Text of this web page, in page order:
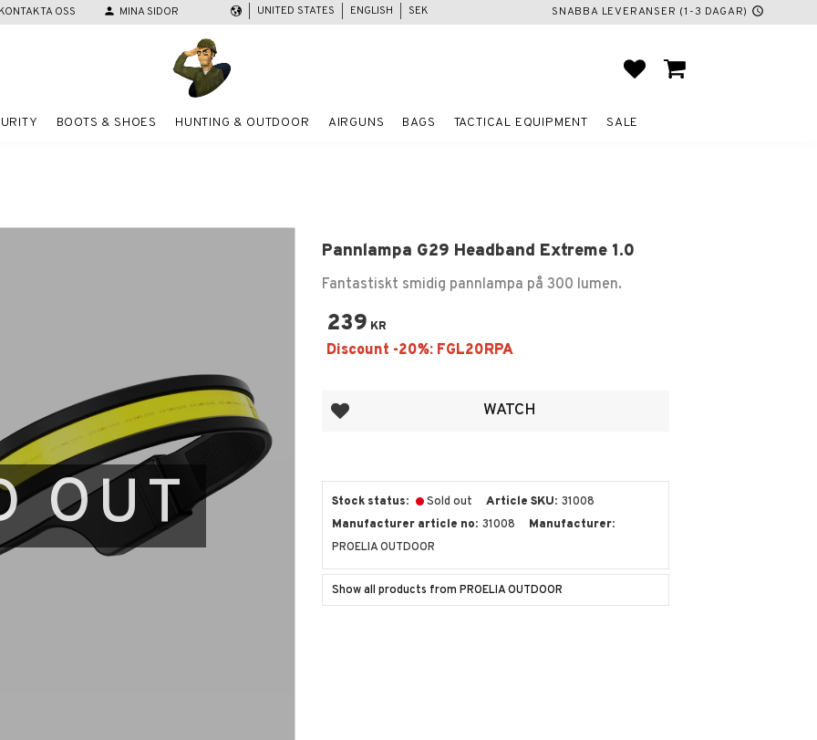
OSS person MINA SIDOR SNABBA LEVERANSER (1-3 DAGAR) schedule
UNITED STATES ENGLISH SEK
FAVORITES
BASKET
BOOTS & SHOES HUNTING & OUTDOOR AIRGUNS BAGS TACTICAL EQUIPMENT SALE
Pannlampa G29 Headband Extreme 1.0
Fantastiskt smidig pannlampa på 300 lumen.
OUT
239 KR
Add to favorites WATCH
Stock status Sold out Article SKU 31008
Manufacturer article no 31008
Manufacturer
PROELIA OUTDOOR
Show all products from PROELIA OUTDOOR